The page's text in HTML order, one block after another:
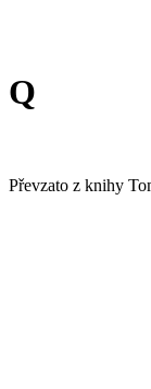
Q
Převzato z knihy